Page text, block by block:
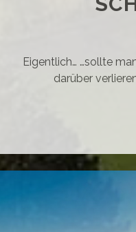
Eigentlich… …sollte
darüber